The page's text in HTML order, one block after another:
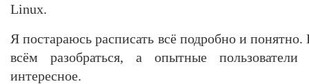
Linux.
Я постараюсь расписать всё подробно и
всём разобраться, а опытные
интересное.